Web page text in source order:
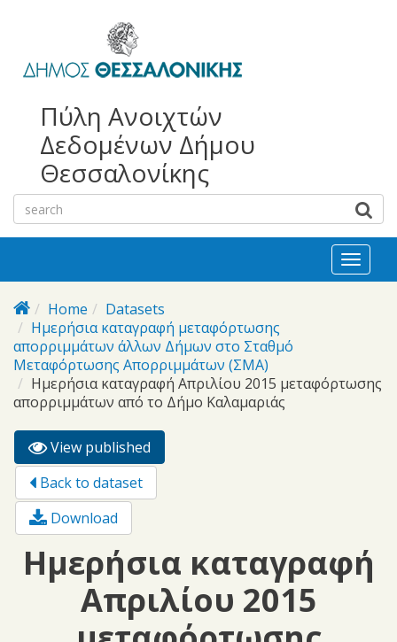
bayan
escort
escort
Πύλη Ανοιχτών
Δεδομένων Δήμου
Θεσσαλονίκης
Toggle
Home
Datasets
Ημερήσια καταγραφή μεταφόρτωσης
απορριμμάτων άλλων Δήμων στο Σταθμό
Μεταφόρτωσης Απορριμμάτων (ΣΜΑ)
Ημερήσια καταγραφή Απριλίου 2015 μεταφόρτωσης
απορριμμάτων από το Δήμο Καλαμαριάς
Primary tabs
View published
tab)
Back to dataset
Download
Ημερήσια καταγραφή
Απριλίου 2015